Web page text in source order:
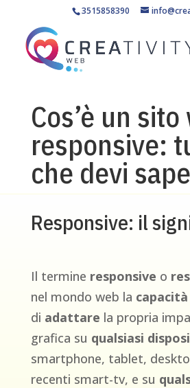
3515858390
Cos’è un
responsive:
che devi
Responsive: il
Il termine responsive o
nel mondo web la capacità
di adattare la propria
grafica su qualsiasi
smartphone, tablet,
recenti smart-tv, e su